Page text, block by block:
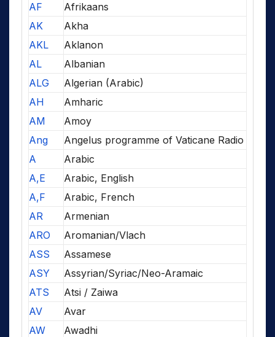
AF
Afrikaans
AK
Akha
AKL
Aklanon
AL
Albanian
ALG
Algerian (Arabic)
AH
Amharic
AM
Amoy
Ang
Angelus programme of Vaticane Radio
A
Arabic
A,E
Arabic, English
A,F
Arabic, French
AR
Armenian
ARO
Aromanian/Vlach
ASS
Assamese
ASY
Assyrian/Syriac/Neo-Aramaic
ATS
Atsi / Zaiwa
AV
Avar
AW
Awadhi